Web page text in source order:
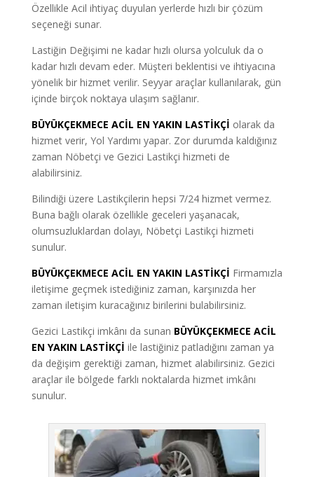
Özellikle Acil ihtiyaç duyulan yerlerde hızlı bir çözüm
seçeneği sunar.
Lastiğin Değişimi ne kadar hızlı olursa yolculuk da o
kadar hızlı devam eder. Müşteri beklentisi ve ihtiyacına
yönelik bir hizmet verilir. Seyyar araçlar kullanılarak, gün
içinde birçok noktaya ulaşım sağlanır.
BÜYÜKÇEKMECE ACİL EN YAKIN LASTİKÇİ olarak da
hizmet verir, Yol Yardımı yapar. Zor durumda kaldığınız
zaman Nöbetçi ve Gezici Lastikçi hizmeti de
alabilirsiniz.
Bilindiği üzere Lastikçilerin hepsi 7/24 hizmet vermez.
Buna bağlı olarak özellikle geceleri yaşanacak,
olumsuzluklardan dolayı, Nöbetçi Lastikçi hizmeti
sunulur.
BÜYÜKÇEKMECE ACİL EN YAKIN LASTİKÇİ Firmamızla
iletişime geçmek istediğiniz zaman, karşınızda her
zaman iletişim kuracağınız birilerini bulabilirsiniz.
Gezici Lastikçi imkânı da sunan BÜYÜKÇEKMECE ACİL
EN YAKIN LASTİKÇİ ile lastiğiniz patladığını zaman ya
da değişim gerektiği zaman, hizmet alabilirsiniz. Gezici
araçlar ile bölgede farklı noktalarda hizmet imkânı
sunulur.